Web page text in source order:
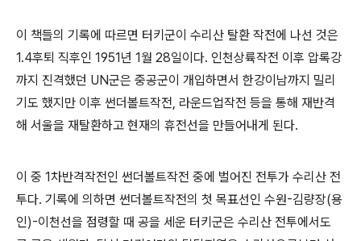
이 책들의 기록에 따르면 터키군이 수리산 탈환 작전에 나선 것은
1.4후퇴 직후인 1951년 1월 28일이다. 인천상륙작전 이후 압록강
까지 진격했던 UN군은 중공군이 개입하면서 한강이남까지 밀리
기도 했지만 이후 썬더볼트작전, 라운드업작전 등을 통해 재반격
해 서울을 재탈환하고 현재의 휴전선을 만들어내게 된다.
이 중 1차반격작전인 썬더볼트작전 중에 벌어진 전투가 수리산 전
투다. 기록에 의하면 썬더볼트작전의 첫 목표선인 수원-김량장(용
인)-이천선을 점령할 때 공을 세운 터키군은 수리산 전투에서도